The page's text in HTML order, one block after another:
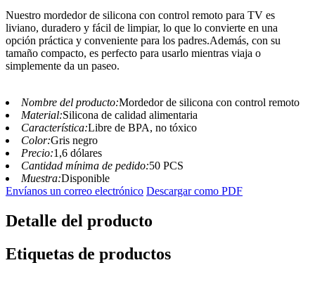
Nuestro mordedor de silicona con control remoto para TV es
liviano, duradero y fácil de limpiar, lo que lo convierte en una
opción práctica y conveniente para los padres.Además, con su
tamaño compacto, es perfecto para usarlo mientras viaja o
simplemente da un paseo.
Nombre del producto:Mordedor de silicona con control remoto
Material:Silicona de calidad alimentaria
Característica:Libre de BPA, no tóxico
Color:Gris negro
Precio:1,6 dólares
Cantidad mínima de pedido:50 PCS
Muestra:Disponible
Envíanos un correo electrónico Descargar como PDF
Detalle del producto
Etiquetas de productos